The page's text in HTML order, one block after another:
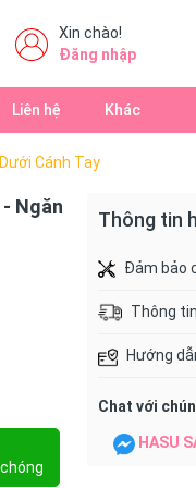
Xin chào!
Đăng nhập
Liên hệ Khác
Cánh Tay
Ngăn
Thông tin
Đảm bảo
Thông
Hướng
Chat với
HASU